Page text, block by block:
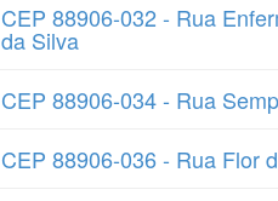
CEP 88906-032 - Rua
da Silva
CEP 88906-034 - Rua
CEP 88906-036 - Rua Flor